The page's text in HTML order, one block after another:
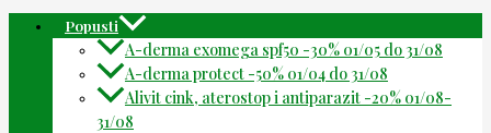
Popusti
A-derma exomega spf50 -30% 01/05 do 31/08
A-derma protect -50% 01/04 do 31/08
Alivit cink, aterostop i antiparazit -20% 01/08-
31/08